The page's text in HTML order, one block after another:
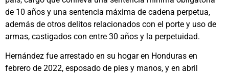
de 10 años y una sentencia máxima de cadena perpetua,
además de otros delitos relacionados con el porte y uso de
armas, castigados con entre 30 años y la perpetuidad.
Hernández fue arrestado en su hogar en Honduras en
febrero de 2022, esposado de pies y manos, y en abril